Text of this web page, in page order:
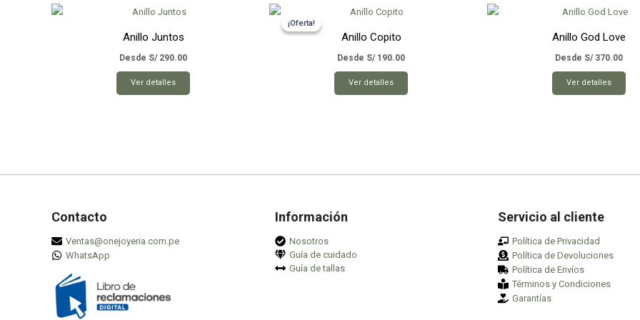
Anillo Juntos
Desde S/ 290.00
Ver detalles
Este
producto
opciones
¡Oferta!
¡Oferta!
Anillo Copito
Desde S/ 190.00
Ver detalles
Este
producto
opciones
Anillo God Love
Desde S/ 370.00
Ver detalles
Este
Contacto
Ventas@onejoyeria.com.pe
WhatsApp
Información
Nosotros
Guía de cuidado
Guía de tallas
Servicio al cliente
Política de Privacidad
Política de Devoluciones
Política de Envíos
Términos y Condiciones
Garantías